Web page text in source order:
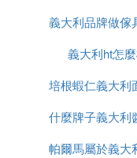
每人收到來自夢幻
no的郵件，告訴我
宿城堡和酒店的設
天行程，裡面甚至
場，一個高大英俊
詫異半天，才知道
家的
義大利品牌做傢
哪些品牌
義大利ht怎
培根蝦仁義大利
做
什麼牌子義大利
帕爾馬屬於義大